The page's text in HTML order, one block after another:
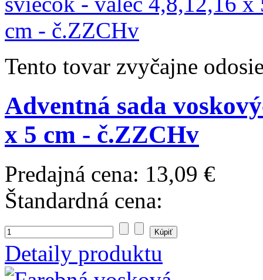
Tento tovar zvyčajne
Adventná sada
x 5 cm - č.ZZCHv
Predajná cena: 13,09 €
Štandardná cena:
Detaily produktu